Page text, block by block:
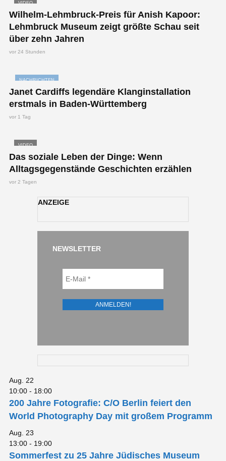
VIDEO
Wilhelm-Lehmbruck-Preis für Anish Kapoor:
Lehmbruck Museum zeigt größte Schau seit
über zehn Jahren
vor 24 Stunden
NACHRICHTEN
Janet Cardiffs legendäre Klanginstallation
erstmals in Baden-Württemberg
vor 1 Tag
VIDEO
Das soziale Leben der Dinge: Wenn
Alltagsgegenstände Geschichten erzählen
vor 2 Tagen
ANZEIGE
NEWSLETTER
Aug. 22
10:00 - 18:00
200 Jahre Fotografie: C/O Berlin feiert den
World Photography Day mit großem Programm
Aug. 23
13:00 - 19:00
Sommerfest zu 25 Jahre Jüdisches Museum